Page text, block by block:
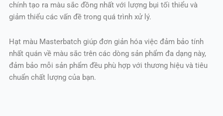
chính tạo ra màu sắc đồng nhất với lượng bụi tối thiểu và
giảm thiểu các vấn đề trong quá trình xử lý.
Hạt màu Masterbatch giúp đơn giản hóa việc đảm bảo tính
nhất quán về màu sắc trên các dòng sản phẩm đa dạng này,
đảm bảo mỗi sản phẩm đều phù hợp với thương hiệu và tiêu
chuẩn chất lượng của bạn.